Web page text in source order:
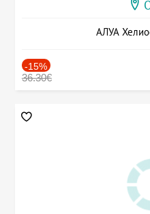
АЛУА
-15%
36.30€